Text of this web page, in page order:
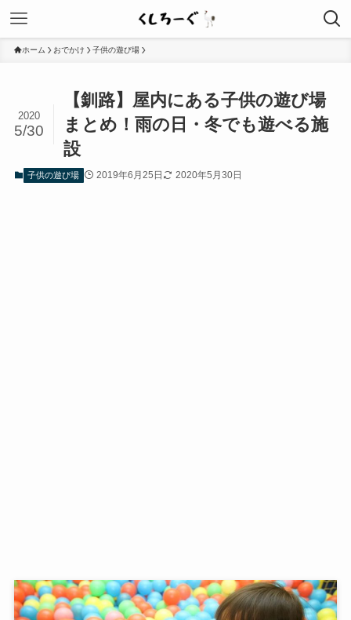
ホーム おでかけ 子供の遊び場
【釧路】屋内にある子供の遊び場
まとめ！雨の日・冬でも遊べる施
設
2020
5/30
子供の遊び場 2019年6月25日 2020年5月30日